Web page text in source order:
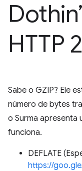
HTTP
Sabe o GZIP? Ele
número de bytes
o Surma apresenta
funciona.
DEFLATE
https://